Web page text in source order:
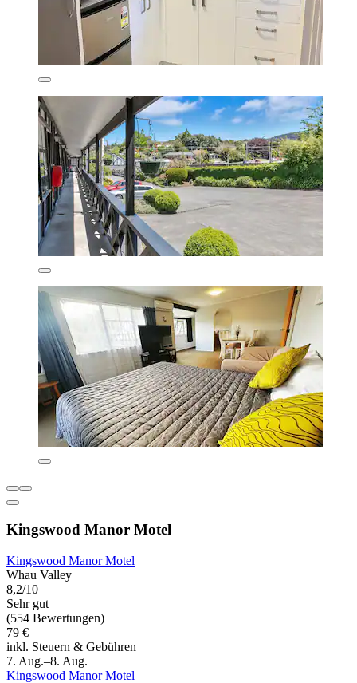
Kingswood Manor Motel
Kingswood Manor Motel
Whau Valley
8,2/10
Sehr gut
(554 Bewertungen)
79 €
inkl. Steuern & Gebühren
7. Aug.–8. Aug.
Kingswood Manor Motel